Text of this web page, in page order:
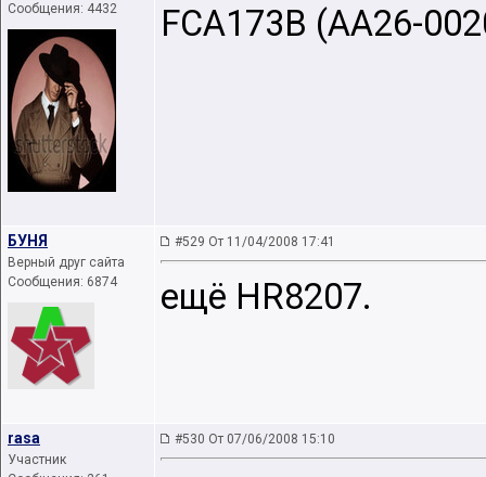
Сообщения: 4432
FCA173B (AA26-
БУНЯ
Верный друг сайта
Сообщения: 6874
#529 От 11/04/2008 17:41
ещё HR8207.
rasa
Участник
#530 От 07/06/2008 15:10